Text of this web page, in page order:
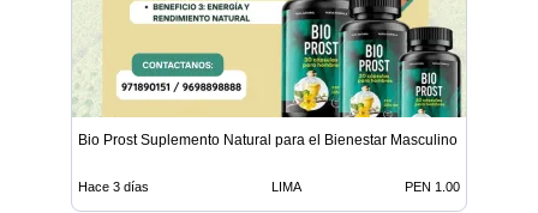
Bio Prost Suplemento Natural para el Bienestar Masculino
Hace 3 días LIMA PEN 1.00